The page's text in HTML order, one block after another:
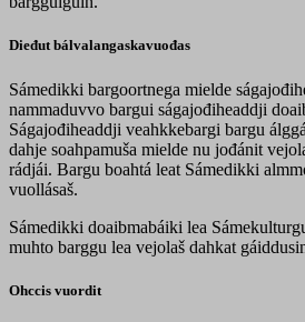
Dieđut bálvalangaskavuođas
Sámedikki bargoortnega mielde
nammaduvvo bargui ságajođiheaddji
Ságajođiheaddji veahkkebargi bargu
dahje soahpamuša mielde nu jođánit
rádjái. Bargu boahtá leat Sámedikki
vuollásaš.
Sámedikki doaibmabáiki lea
muhto barggu lea vejolaš dahkat
Ohccis vuordit